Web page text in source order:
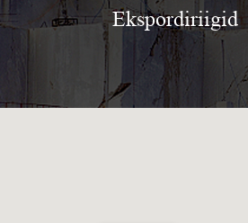
Ekspordiriigid